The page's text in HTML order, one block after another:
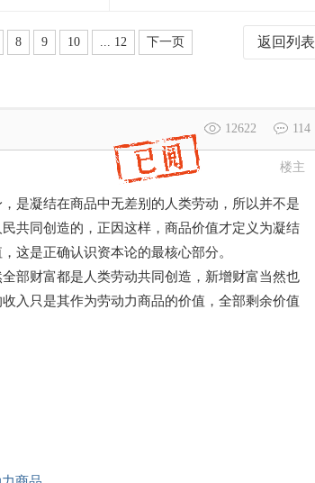
返回列表
8 9 10 ... 12 下一页
12622 114
楼主
是凝结在商品中无差别的人类劳动，所以并不是
共同创造的，正因这样，商品价值才定义为凝结
这是正确认识资本论的最核心部分。
部财富都是人类劳动共同创造，新增财富当然也
入只是其作为劳动力商品的价值，全部剩余价值